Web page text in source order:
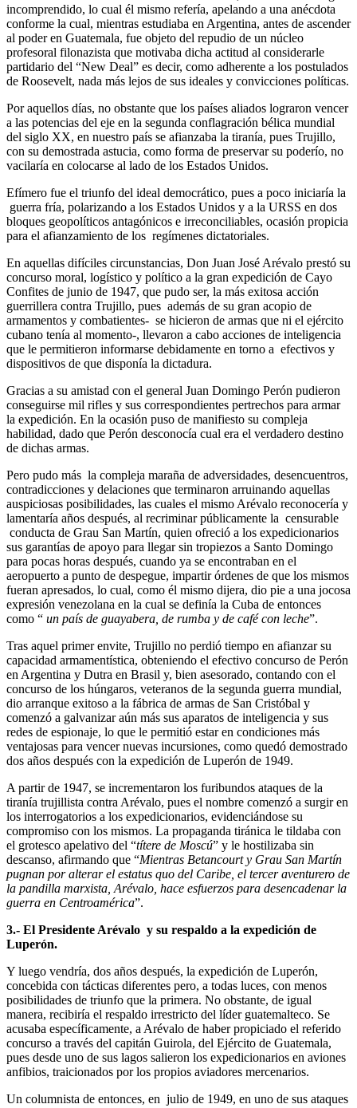
incomprendido, lo cual él mismo refería, apelando a una anécdota
conforme la cual, mientras estudiaba en Argentina, antes de ascender
al poder en Guatemala, fue objeto del repudio de un núcleo
profesoral filonazista que motivaba dicha actitud al considerarle
partidario del “New Deal” es decir, como adherente a los postulados
de Roosevelt, nada más lejos de sus ideales y convicciones políticas.
Por aquellos días, no obstante que los países aliados lograron vencer
a las potencias del eje en la segunda conflagración bélica mundial
del siglo XX, en nuestro país se afianzaba la tiranía, pues Trujillo,
con su demostrada astucia, como forma de preservar su poderío, no
vacilaría en colocarse al lado de los Estados Unidos.
Efímero fue el triunfo del ideal democrático, pues a poco iniciaría la
guerra fría, polarizando a los Estados Unidos y a la URSS en dos
bloques geopolíticos antagónicos e irreconciliables, ocasión propicia
para el afianzamiento de los regímenes dictatoriales.
En aquellas difíciles circunstancias, Don Juan José Arévalo prestó su
concurso moral, logístico y político a la gran expedición de Cayo
Confites de junio de 1947, que pudo ser, la más exitosa acción
guerrillera contra Trujillo, pues además de su gran acopio de
armamentos y combatientes- se hicieron de armas que ni el ejército
cubano tenía al momento-, llevaron a cabo acciones de inteligencia
que le permitieron informarse debidamente en torno a efectivos y
dispositivos de que disponía la dictadura.
Gracias a su amistad con el general Juan Domingo Perón pudieron
conseguirse mil rifles y sus correspondientes pertrechos para armar
la expedición. En la ocasión puso de manifiesto su compleja
habilidad, dado que Perón desconocía cual era el verdadero destino
de dichas armas.
Pero pudo más la compleja maraña de adversidades, desencuentros,
contradicciones y delaciones que terminaron arruinando aquellas
auspiciosas posibilidades, las cuales el mismo Arévalo reconocería y
lamentaría años después, al recriminar públicamente la censurable
conducta de Grau San Martín, quien ofreció a los expedicionarios
sus garantías de apoyo para llegar sin tropiezos a Santo Domingo
para pocas horas después, cuando ya se encontraban en el
aeropuerto a punto de despegue, impartir órdenes de que los mismos
fueran apresados, lo cual, como él mismo dijera, dio pie a una jocosa
expresión venezolana en la cual se definía la Cuba de entonces
como “ un país de guayabera, de rumba y de café con leche”.
Tras aquel primer envite, Trujillo no perdió tiempo en afianzar su
capacidad armamentística, obteniendo el efectivo concurso de Perón
en Argentina y Dutra en Brasil y, bien asesorado, contando con el
concurso de los húngaros, veteranos de la segunda guerra mundial,
dio arranque exitoso a la fábrica de armas de San Cristóbal y
comenzó a galvanizar aún más sus aparatos de inteligencia y sus
redes de espionaje, lo que le permitió estar en condiciones más
ventajosas para vencer nuevas incursiones, como quedó demostrado
dos años después con la expedición de Luperón de 1949.
A partir de 1947, se incrementaron los furibundos ataques de la
tiranía trujillista contra Arévalo, pues el nombre comenzó a surgir en
los interrogatorios a los expedicionarios, evidenciándose su
compromiso con los mismos. La propaganda tiránica le tildaba con
el grotesco apelativo del “títere de Moscú” y le hostilizaba sin
descanso, afirmando que “Mientras Betancourt y Grau San Martín
pugnan por alterar el estatus quo del Caribe, el tercer aventurero de
la pandilla marxista, Arévalo, hace esfuerzos para desencadenar la
guerra en Centroamérica”.
3.- El Presidente Arévalo y su respaldo a la expedición de
Luperón.
Y luego vendría, dos años después, la expedición de Luperón,
concebida con tácticas diferentes pero, a todas luces, con menos
posibilidades de triunfo que la primera. No obstante, de igual
manera, recibiría el respaldo irrestricto del líder guatemalteco. Se
acusaba específicamente, a Arévalo de haber propiciado el referido
concurso a través del capitán Guirola, del Ejército de Guatemala,
pues desde uno de sus lagos salieron los expedicionarios en aviones
anfibios, traicionados por los propios aviadores mercenarios.
Un columnista de entonces, en julio de 1949, en uno de sus ataques